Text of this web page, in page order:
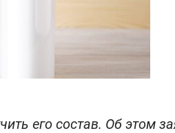
его состав. Об этом